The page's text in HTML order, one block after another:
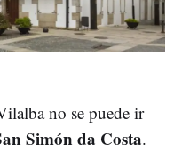
no se puede ir
Simón da Costa.